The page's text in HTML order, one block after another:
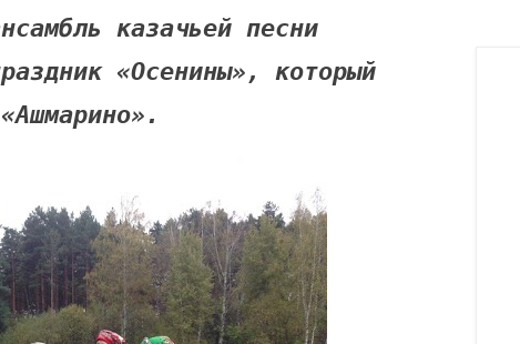
казачьей песни
«Осенины», который